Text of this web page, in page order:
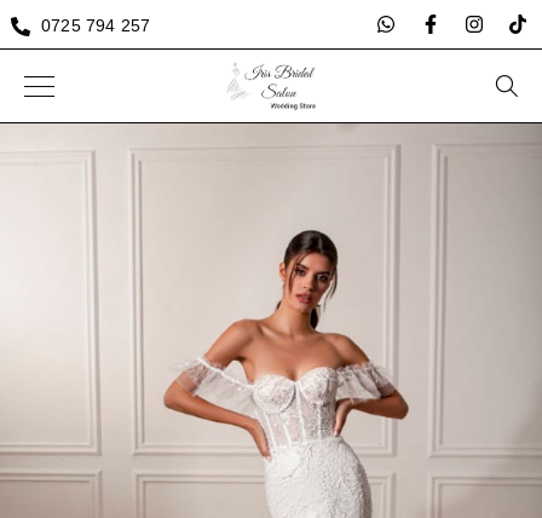
0725 794 257